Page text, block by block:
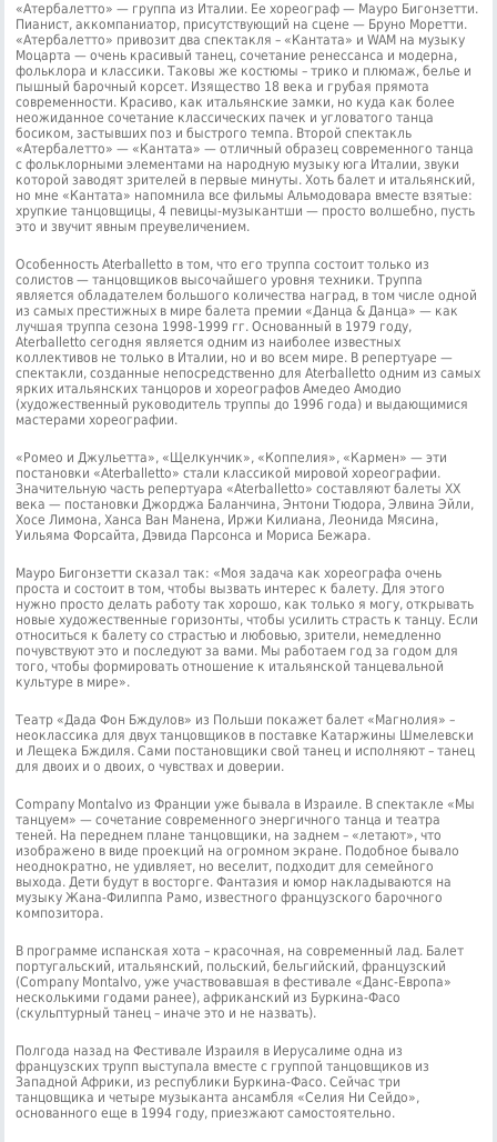
«Атербалетто» — группа из Италии. Ее хореограф — Мауро Бигонзетти.
Пианист, аккомпаниатор, присутствующий на сцене — Бруно Моретти.
«Атербалетто» привозит два спектакля – «Кантата» и WAM на музыку
Моцарта — очень красивый танец, сочетание ренессанса и модерна,
фольклора и классики. Таковы же костюмы – трико и плюмаж, белье и
пышный барочный корсет. Изящество 18 века и грубая прямота
современности. Красиво, как итальянские замки, но куда как более
неожиданное сочетание классических пачек и угловатого танца
босиком, застывших поз и быстрого темпа. Второй спектакль
«Атербалетто» — «Кантата» — отличный образец современного танца
с фольклорными элементами на народную музыку юга Италии, звуки
которой заводят зрителей в первые минуты. Хоть балет и итальянский,
но мне «Кантата» напомнила все фильмы Альмодовара вместе взятые:
хрупкие танцовщицы, 4 певицы-музыкантши — просто волшебно, пусть
это и звучит явным преувеличением.
Особенность Aterballetto в том, что его труппа состоит только из
солистов — танцовщиков высочайшего уровня техники. Труппа
является обладателем большого количества наград, в том числе одной
из самых престижных в мире балета премии «Данца & Данца» — как
лучшая труппа сезона 1998-1999 гг. Основанный в 1979 году,
Aterballetto сегодня является одним из наиболее известных
коллективов не только в Италии, но и во всем мире. В репертуаре —
спектакли, созданные непосредственно для Aterballetto одним из самых
ярких итальянских танцоров и хореографов Амедео Амодио
(художественный руководитель труппы до 1996 года) и выдающимися
мастерами хореографии.
«Ромео и Джульетта», «Щелкунчик», «Коппелия», «Кармен» — эти
постановки «Aterballetto» стали классикой мировой хореографии.
Значительную часть репертуара «Aterballetto» составляют балеты ХХ
века — постановки Джорджа Баланчина, Энтони Тюдора, Элвина Эйли,
Хосе Лимона, Ханса Ван Манена, Иржи Килиана, Леонида Мясина,
Уильяма Форсайта, Дэвида Парсонса и Мориса Бежара.
Мауро Бигонзетти сказал так: «Моя задача как хореографа очень
проста и состоит в том, чтобы вызвать интерес к балету. Для этого
нужно просто делать работу так хорошо, как только я могу, открывать
новые художественные горизонты, чтобы усилить страсть к танцу. Если
относиться к балету со страстью и любовью, зрители, немедленно
почувствуют это и последуют за вами. Мы работаем год за годом для
того, чтобы формировать отношение к итальянской танцевальной
культуре в мире».
Театр «Дада Фон Бждулов» из Польши покажет балет «Магнолия» –
неоклассика для двух танцовщиков в поставке Катаржины Шмелевски
и Лещека Бждиля. Сами постановщики свой танец и исполняют – танец
для двоих и о двоих, о чувствах и доверии.
Company Montalvo из Франции уже бывала в Израиле. В спектакле «Мы
танцуем» — сочетание современного энергичного танца и театра
теней. На переднем плане танцовщики, на заднем – «летают», что
изображено в виде проекций на огромном экране. Подобное бывало
неоднократно, не удивляет, но веселит, подходит для семейного
выхода. Дети будут в восторге. Фантазия и юмор накладываются на
музыку Жана-Филиппа Рамо, известного французского барочного
композитора.
В программе испанская хота – красочная, на современный лад. Балет
португальский, итальянский, польский, бельгийский, французский
(Company Montalvo, уже участвовавшая в фестивале «Данс-Европа»
несколькими годами ранее), африканский из Буркина-Фасо
(скульптурный танец – иначе это и не назвать).
Полгода назад на Фестивале Израиля в Иерусалиме одна из
французских трупп выступала вместе с группой танцовщиков из
Западной Африки, из республики Буркина-Фасо. Сейчас три
танцовщика и четыре музыканта ансамбля «Селия Ни Сейдо»,
основанного еще в 1994 году, приезжают самостоятельно.